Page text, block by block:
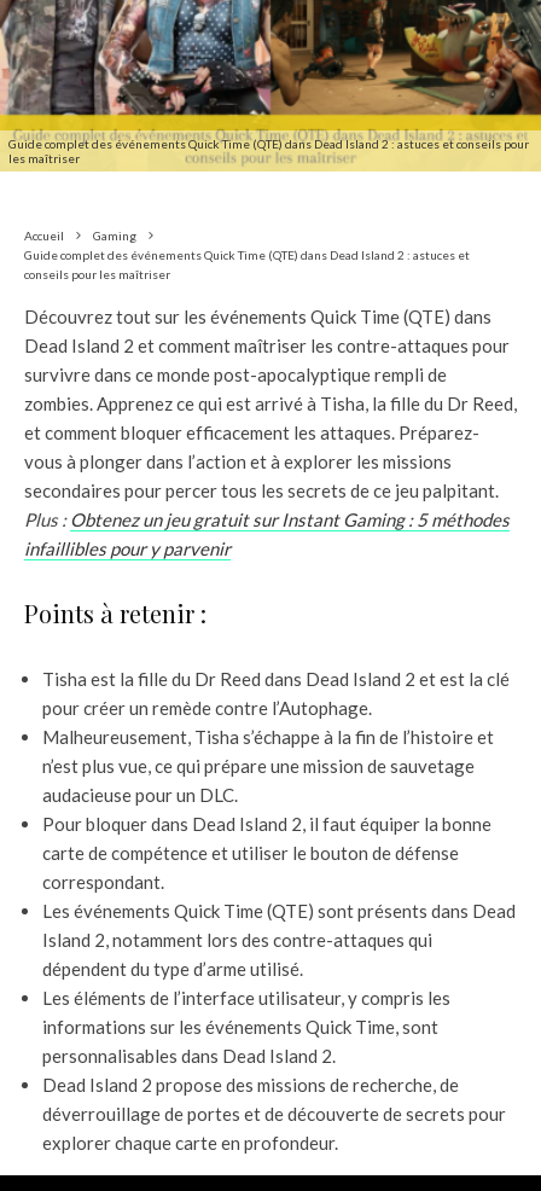
Guide complet des événements Quick Time (QTE) dans Dead Island 2 : astuces et conseils pour
les maîtriser
Accueil
Gaming
Guide complet des événements Quick Time (QTE) dans Dead Island 2 : astuces et
conseils pour les maîtriser
Découvrez tout sur les événements Quick Time (QTE) dans
Dead Island 2 et comment maîtriser les contre-attaques pour
survivre dans ce monde post-apocalyptique rempli de
zombies. Apprenez ce qui est arrivé à Tisha, la fille du Dr Reed,
et comment bloquer efficacement les attaques. Préparez-
vous à plonger dans l’action et à explorer les missions
secondaires pour percer tous les secrets de ce jeu palpitant.
Plus :Obtenez un jeu gratuit sur Instant Gaming : 5 méthodes
infaillibles pour y parvenir
Points à retenir :
Tisha est la fille du Dr Reed dans Dead Island 2 et est la clé
pour créer un remède contre l’Autophage.
Malheureusement, Tisha s’échappe à la fin de l’histoire et
n’est plus vue, ce qui prépare une mission de sauvetage
audacieuse pour un DLC.
Pour bloquer dans Dead Island 2, il faut équiper la bonne
carte de compétence et utiliser le bouton de défense
correspondant.
Les événements Quick Time (QTE) sont présents dans Dead
Island 2, notamment lors des contre-attaques qui
dépendent du type d’arme utilisé.
Les éléments de l’interface utilisateur, y compris les
informations sur les événements Quick Time, sont
personnalisables dans Dead Island 2.
Dead Island 2 propose des missions de recherche, de
déverrouillage de portes et de découverte de secrets pour
explorer chaque carte en profondeur.